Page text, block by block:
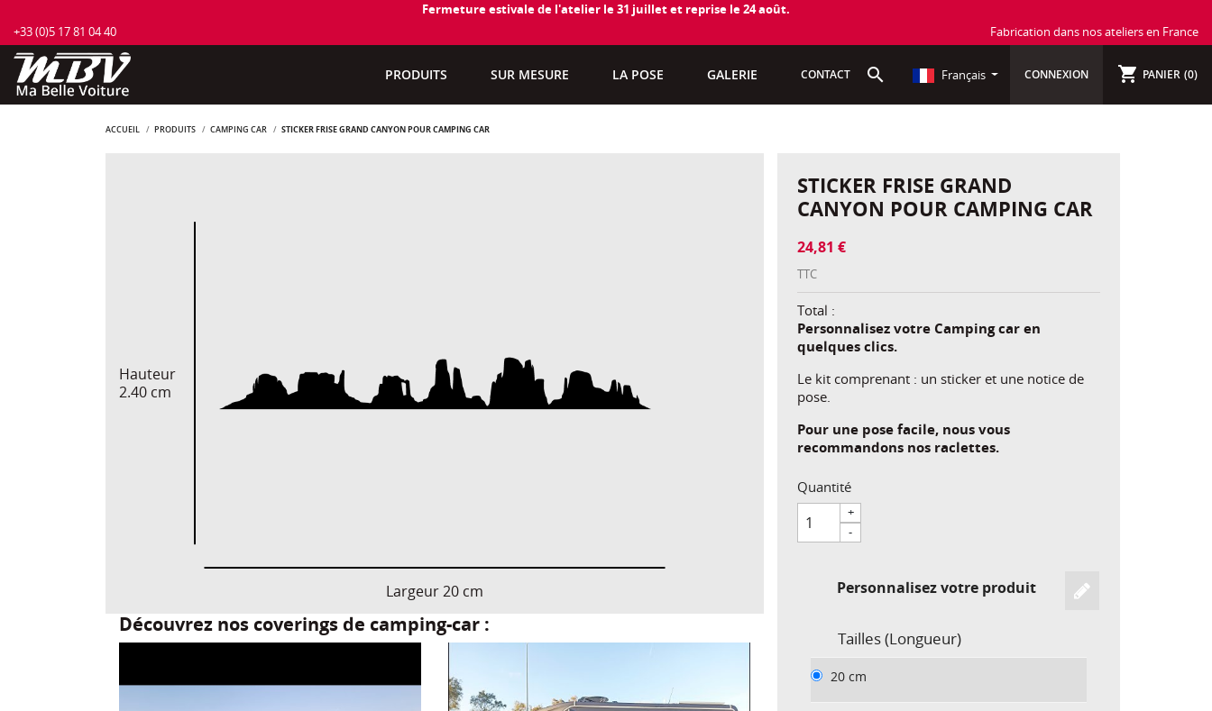
Fermeture estivale de l'atelier le 31 juillet et reprise le 24 août.
+33 (0)5 17 81 04 40
Fabrication dans nos ateliers en France
PRODUITS SUR MESURE LA POSE GALERIE CONTACT search Français CONNEXION shopping_cart PANIER (0)
ACCUEIL PRODUITS CAMPING CAR STICKER FRISE GRAND CANYON POUR CAMPING CAR
Largeur 20 cm
Hauteur
2.40 cm
Découvrez nos coverings de camping-car :
STICKER FRISE GRAND
CANYON POUR CAMPING CAR
24,81 €
TTC
Total :
Personnalisez votre Camping car en
quelques clics.
Le kit comprenant : un sticker et une notice de
pose.
Pour une pose facile, nous vous
recommandons nos raclettes.
Quantité
+
-
Personnalisez votre produit
Tailles (Longueur)
20 cm